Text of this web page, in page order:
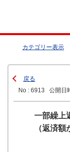
カテゴリー表示
戻る
No : 6913
公開日
一部繰上
（返済